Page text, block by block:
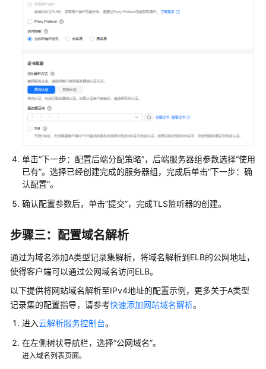
过
独
享
实
现
TLS
卸
载
（单
认
证）
通
独
型
ELB
现
TLS
卸
（双
向
单击“下一步：配置后端分配策略”，后端服务器组参数选择“使用
已有”。选择已经创建完成的服务器组，完成后单击“下一步：确
认配置”。
确认配置参数后，单击“提交”，完成TLS监听器的创建。
步骤三：配置域名解析
通过为域名添加A类型记录集解析，将域名解析到ELB的公网地址，
使得客户端可以通过公网域名访问ELB。
以下提供将网站域名解析至IPv4地址的配置示例，更多关于A类型
记录集的配置指导，请参考快速添加网站域名解析。
进入云解析服务控制台。
在左侧树状导航栏，选择“公网域名”。
进入域名列表页面。